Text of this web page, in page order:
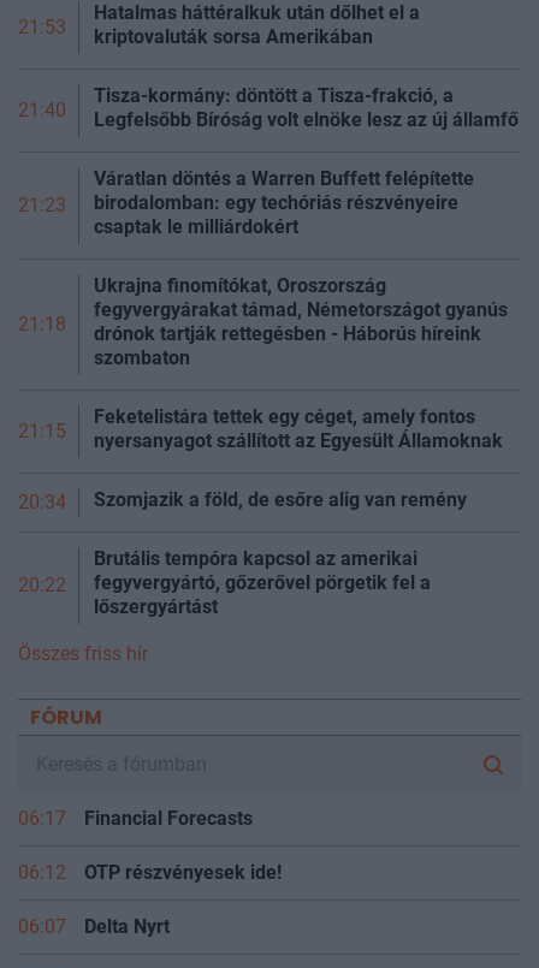
21:53
Hatalmas háttéralkuk után dőlhet el a
kriptovaluták sorsa Amerikában
21:40
Tisza-kormány: döntött a Tisza-frakció, a
Legfelsőbb Bíróság volt elnöke lesz az új államfő
21:23
Váratlan döntés a Warren Buffett felépítette
birodalomban: egy techóriás részvényeire
csaptak le milliárdokért
21:18
Ukrajna finomítókat, Oroszország
fegyvergyárakat támad, Németországot gyanús
drónok tartják rettegésben - Háborús híreink
szombaton
21:15
Feketelistára tettek egy céget, amely fontos
nyersanyagot szállított az Egyesült Államoknak
20:34 Szomjazik a föld, de esőre alig van remény
20:22
Brutális tempóra kapcsol az amerikai
fegyvergyártó, gőzerővel pörgetik fel a
lőszergyártást
Összes friss hír
FÓRUM
06:17 Financial Forecasts
06:12 OTP részvényesek ide!
06:07 Delta Nyrt